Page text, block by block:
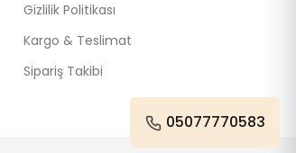
Gizlilik Politikası
Kargo & Teslimat
Sipariş Takibi
05077770583